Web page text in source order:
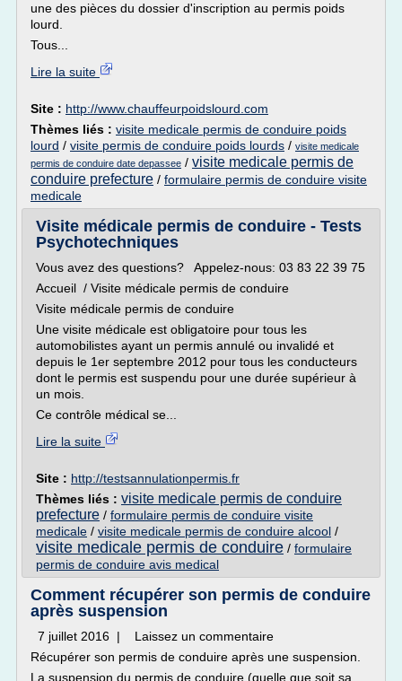
une des pièces du dossier d'inscription au permis poids
lourd.
Tous...
Lire la suite
Site : http://www.chauffeurpoidslourd.com
Thèmes liés : visite medicale permis de conduire poids
lourd / visite permis de conduire poids lourds / visite medicale
permis de conduire date depassee / visite medicale permis de
conduire prefecture / formulaire permis de conduire visite
medicale
Visite médicale permis de conduire - Tests
Psychotechniques
Vous avez des questions? Appelez-nous: 03 83 22 39 75
Accueil / Visite médicale permis de conduire
Visite médicale permis de conduire
Une visite médicale est obligatoire pour tous les
automobilistes ayant un permis annulé ou invalidé et
depuis le 1er septembre 2012 pour tous les conducteurs
dont le permis est suspendu pour une durée supérieur à
un mois.
Ce contrôle médical se...
Lire la suite
Site : http://testsannulationpermis.fr
Thèmes liés : visite medicale permis de conduire
prefecture / formulaire permis de conduire visite
medicale / visite medicale permis de conduire alcool /
visite medicale permis de conduire / formulaire
permis de conduire avis medical
Comment récupérer son permis de conduire
après suspension
7 juillet 2016 | Laissez un commentaire
Récupérer son permis de conduire après une suspension.
La suspension du permis de conduire (quelle que soit sa